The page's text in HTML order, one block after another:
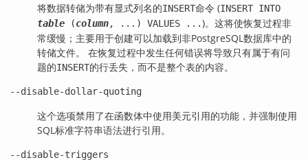
将数据转储为带有显式列名的INSERT命令 (INSERT INTO
table (column, ...) VALUES ...)。这将使恢复过程非
常缓慢；主要用于创建可以加载到非PostgreSQL 数据库中的
转储文件。 在恢复过程中发生任何错误将导致只有属于有问
题的INSERT的行丢失，而不是整个表的内容。
--disable-dollar-quoting
这个选项禁用了在函数体中使用美元引用的功能，并强制使用
SQL标准字符串语法进行引用。
--disable-triggers